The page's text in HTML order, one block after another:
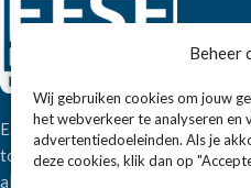
Beheer
Wij gebruiken cookies om jouw
het webverkeer te analyseren en
advertentiedoeleinden. Als je
deze cookies, klik dan op
Eissens FSE is een horeca
totaalleverancier. U vindt bij ons
alleen inspiratie maar ook een breed